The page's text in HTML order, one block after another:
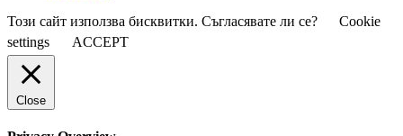
Този сайт използва бисквитки. Съгласявате ли се?
Cookie
settings
ACCEPT
Close